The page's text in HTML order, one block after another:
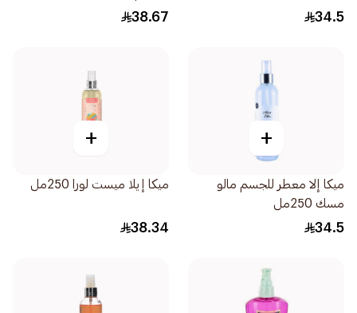
34.5
38.67
+
ميكا إلا معطر للجسم مالو
مسك 250مل
34.5
+
ميكا إيلا ميست لورا 250مل
38.34